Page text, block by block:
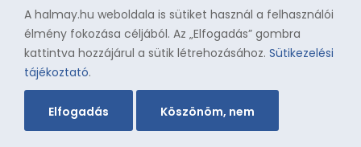
A halmay.hu weboldala is sütiket használ a felhasználói
élmény fokozása céljából. Az „Elfogadás” gombra
kattintva hozzájárul a sütik létrehozásához.Sütikezelési
tájékoztató.
Elfogadás Köszönöm, nem